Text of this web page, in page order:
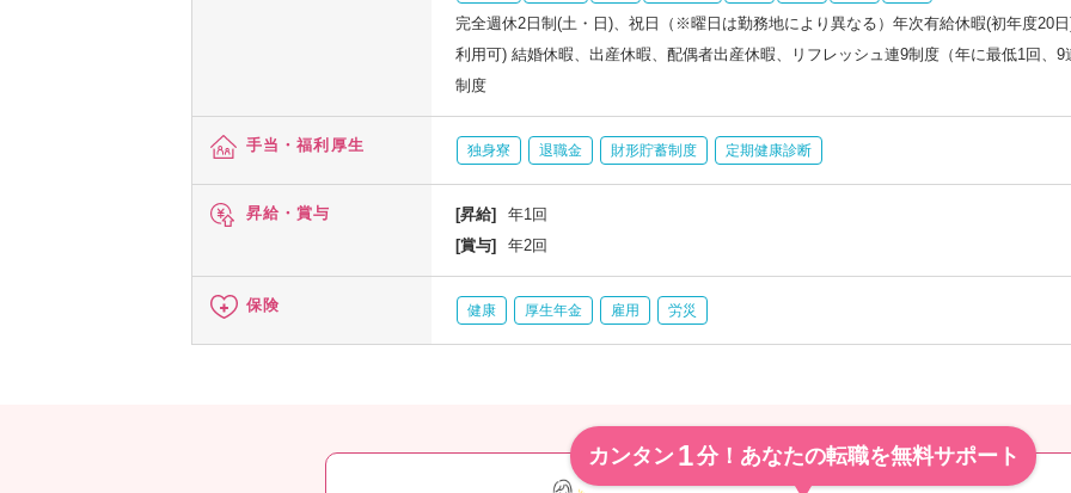
完全週休2日制(土・日)、祝日（※曜日は勤務地により異なる）年次有給休暇(初年度20
利用可) 結婚休暇、出産休暇、配偶者出産休暇、リフレッシュ連9制度（年に最低1回、
制度
手当・福利厚生 独身寮 退職金 財形貯蓄制度 定期健康診断
昇給・賞与 [昇給]
年1回
[賞与]
年2回
保険 健康 厚生年金 雇用 労災
カンタン 1分！あなたの転職を無料サポート